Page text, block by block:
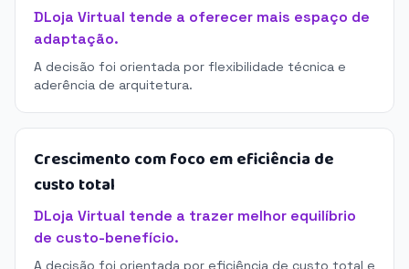
DLoja Virtual tende a oferecer mais espaço de
adaptação.
A decisão foi orientada por flexibilidade técnica e
aderência de arquitetura.
Crescimento com foco em eficiência de
custo total
DLoja Virtual tende a trazer melhor equilíbrio
de custo-benefício.
A decisão foi orientada por eficiência de custo total e